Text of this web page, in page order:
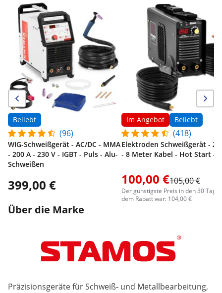
Beliebt
(96)
WIG-Schweißgerät - AC/DC - MMA
- 200 A - 230 V - IGBT - Puls - Alu-
Schweißen
399,00 €
Im Angebot Beliebt
(418)
Elektroden Schweißgerät -
- 8 Meter Kabel - Hot Start -
100,00 €105,00 €
Der günstigste Preis in den 30
dem Rabatt war: 104,00 €
Über die Marke
Präzisionsgeräte für Schweiß- und Metallbearbeitung,